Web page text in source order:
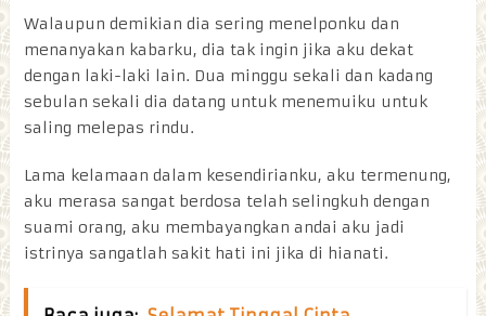
Walaupun demikian dia sering menelponku dan
menanyakan kabarku, dia tak ingin jika aku dekat
dengan laki-laki lain. Dua minggu sekali dan kadang
sebulan sekali dia datang untuk menemuiku untuk
saling melepas rindu.
Lama kelamaan dalam kesendirianku, aku termenung,
aku merasa sangat berdosa telah selingkuh dengan
suami orang, aku membayangkan andai aku jadi
istrinya sangatlah sakit hati ini jika di hianati.